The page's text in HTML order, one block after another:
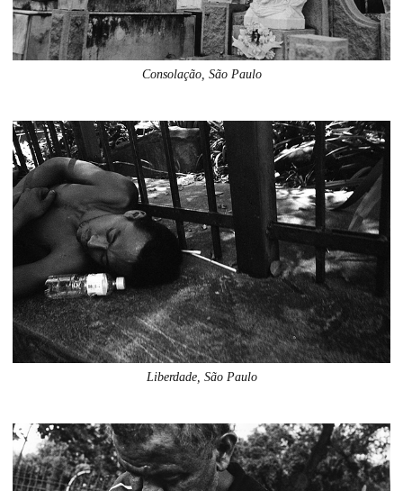
Consolação, São Paulo
Liberdade, São Paulo